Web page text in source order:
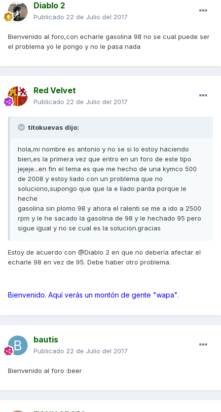
Diablo 2
Publicado 22 de Julio del 2017
Bienvenido al foro,con echarle gasolina 98 no se cual puede ser
el problema yo le pongo y no le pasa nada
Red Velvet
Publicado 22 de Julio del 2017
titokuevas dijo:
hola,mi nombre es antonio y no se si lo estoy haciendo
bien,es la primera vez que entro en un foro de este tipo
jejeje...en fin el tema es que me hecho de una kymco 500
de 2008 y estoy liado con un problema que no
soluciono,supongo que que la e liado parda porque le
heche
gasolina sin plomo 98 y ahora el ralenti se me a ido a 2500
rpm y le he sacado la gasolina de 98 y le hechado 95 pero
sigue igual y no se cual es la solucion.gracias
Estoy de acuerdo con @Diablo 2 en que no debería afectar el
echarle 98 en vez de 95. Debe haber otro problema.
Bienvenido. Aquí verás un montón de gente "wapa".
bautis
Publicado 22 de Julio del 2017
Bienvenido al foro :beer